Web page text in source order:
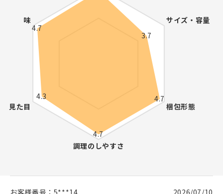
お客様番号： 5***14
2026/07/10